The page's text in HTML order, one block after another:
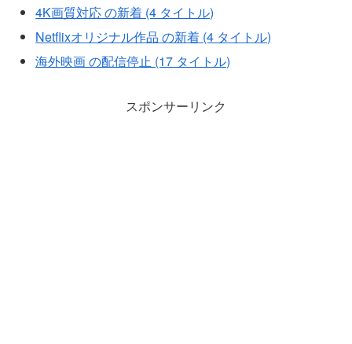
4K画質対応 の新着 (4 タイトル)
Netflixオリジナル作品 の新着 (4 タイトル)
海外映画 の配信停止 (17 タイトル)
スポンサーリンク